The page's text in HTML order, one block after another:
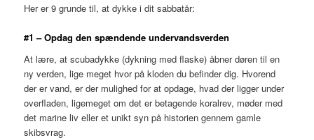
Her er 9 grunde til, at dykke i dit sabbatår:
#1 – Opdag den spændende undervandsverden
At lære, at scubadykke (dykning med flaske) åbner døren til en
ny verden, lige meget hvor på kloden du befinder dig. Hvorend
der er vand, er der mulighed for at opdage, hvad der ligger under
overfladen, ligemeget om det er betagende koralrev, møder med
det marine liv eller et unikt syn på historien gennem gamle
skibsvrag.